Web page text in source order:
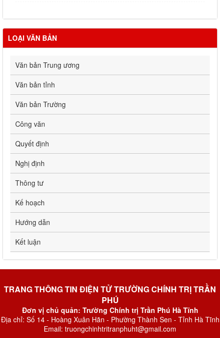
LOẠI VĂN BẢN
Văn bản Trung ương
Văn bản tỉnh
Văn bản Trường
Công văn
Quyết định
Nghị định
Thông tư
Kế hoạch
Hướng dẫn
Kết luận
TRANG THÔNG TIN ĐIỆN TỬ TRƯỜNG CHÍNH TRỊ TRẦN
PHÚ
Đơn vị chủ quản: Trường Chính trị Trần Phú Hà Tĩnh
Địa chỉ: Số 14 - Hoàng Xuân Hãn - Phường Thành Sen - Tỉnh Hà Tĩnh
Email: truongchinhtritranphuht@gmail.com